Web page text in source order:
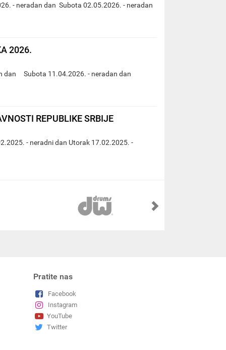
- neradan dan Subota 02.05.2026. - neradan
2026.
dan Subota 11.04.2026. - neradan dan
REPUBLIKE SRBIJE
- neradni dan Utorak 17.02.2025. -
Pratite nas
Facebook
Instagram
YouTube
Twitter